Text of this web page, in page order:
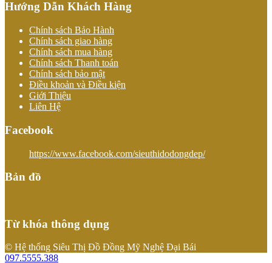
Hướng Dẫn Khách Hàng
Chính sách Bảo Hành
Chính sách giao hàng
Chính sách mua hàng
Chính sách Thanh toán
Chính sách bảo mật
Điều khoản và Điều kiện
Giới Thiệu
Liên Hệ
Facebook
https://www.facebook.com/sieuthidodongdep/
Bản đồ
Từ khóa thông dụng
© Hệ thống Siêu Thị Đồ Đồng Mỹ Nghệ Đại Bái
097.5555.388